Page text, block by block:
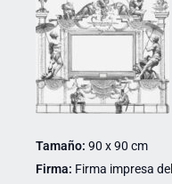
Tamaño: 90 x 90 cm
Firma: Firma impresa